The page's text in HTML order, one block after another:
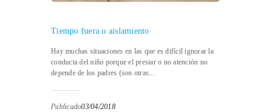
Tiempo fuera o aislamiento
Hay muchas situaciones en las que es difícil ignorar la
conducta del niño porque el prestar o no atención no
depende de los padres (son otras...
Publicado03/04/2018